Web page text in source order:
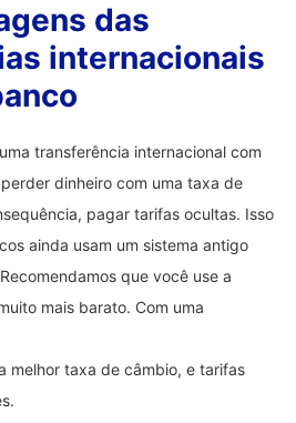
das
internacionais
transferência internacional com
dinheiro com uma taxa de
pagar tarifas ocultas. Isso
ainda usam um sistema antigo
que você use a
mais barato. Com uma
melhor taxa de câmbio, e tarifas